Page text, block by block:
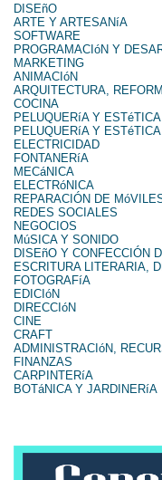
DISEñO
ARTE Y ARTESANíA
SOFTWARE
PROGRAMACIóN Y
MARKETING
ANIMACIóN
ARQUITECTURA,
COCINA
PELUQUERíA Y ESTéTICA
PELUQUERíA Y
ELECTRICIDAD
FONTANERíA
MECáNICA
ELECTRóNICA
REPARACIÓN DE
REDES SOCIALES
NEGOCIOS
MúSICA Y SONIDO
DISEñO Y CONFECCIÓN
ESCRITURA LITERARIA,
FOTOGRAFíA
EDICIóN
DIRECCIóN
CINE
CRAFT
ADMINISTRACIóN,
FINANZAS
CARPINTERíA
BOTáNICA Y JARDINERíA